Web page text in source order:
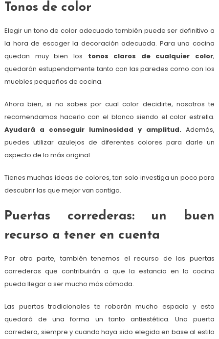
Tonos de color
Elegir un tono de color adecuado también puede ser definitivo a
la hora de escoger la decoración adecuada. Para una cocina
quedan muy bien los tonos claros de cualquier color;
quedarán estupendamente tanto con las paredes como con los
muebles pequeños de cocina.
Ahora bien, si no sabes por cual color decidirte, nosotros te
recomendamos hacerlo con el blanco siendo el color estrella.
Ayudará a conseguir luminosidad y amplitud. Además,
puedes utilizar azulejos de diferentes colores para darle un
aspecto de lo más original.
Tienes muchas ideas de colores, tan solo investiga un poco para
descubrir las que mejor van contigo.
Puertas correderas: un buen
recurso a tener en cuenta
Por otra parte, también tenemos el recurso de las puertas
correderas que contribuirán a que la estancia en la cocina
pueda llegar a ser mucho más cómoda.
Las puertas tradicionales te robarán mucho espacio y esto
quedará de una forma un tanto antiestética. Una puerta
corredera, siempre y cuando haya sido elegida en base al estilo